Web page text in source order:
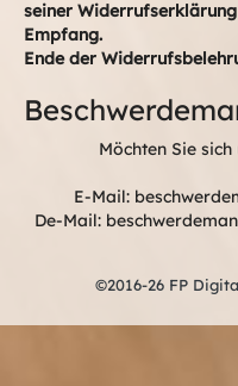
seiner
Empfang.
Ende der
Möchten Sie
E-Mail:
De-Mail:
©2016-26 FP